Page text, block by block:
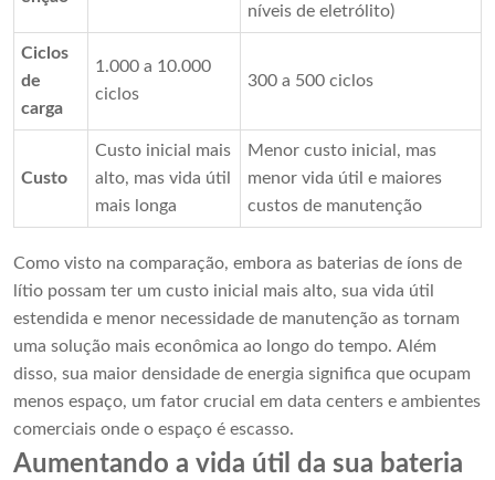
níveis de eletrólito)
Ciclos
de
carga
1.000 a 10.000
ciclos
300 a 500 ciclos
Custo
Custo inicial mais
alto, mas vida útil
mais longa
Menor custo inicial, mas
menor vida útil e maiores
custos de manutenção
Como visto na comparação, embora as baterias de íons de
lítio possam ter um custo inicial mais alto, sua vida útil
estendida e menor necessidade de manutenção as tornam
uma solução mais econômica ao longo do tempo. Além
disso, sua maior densidade de energia significa que ocupam
menos espaço, um fator crucial em data centers e ambientes
comerciais onde o espaço é escasso.
Aumentando a vida útil da sua bateria